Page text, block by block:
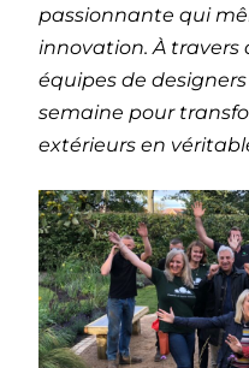
passionnante qui
innovation. À travers
équipes de
semaine pour
extérieurs en